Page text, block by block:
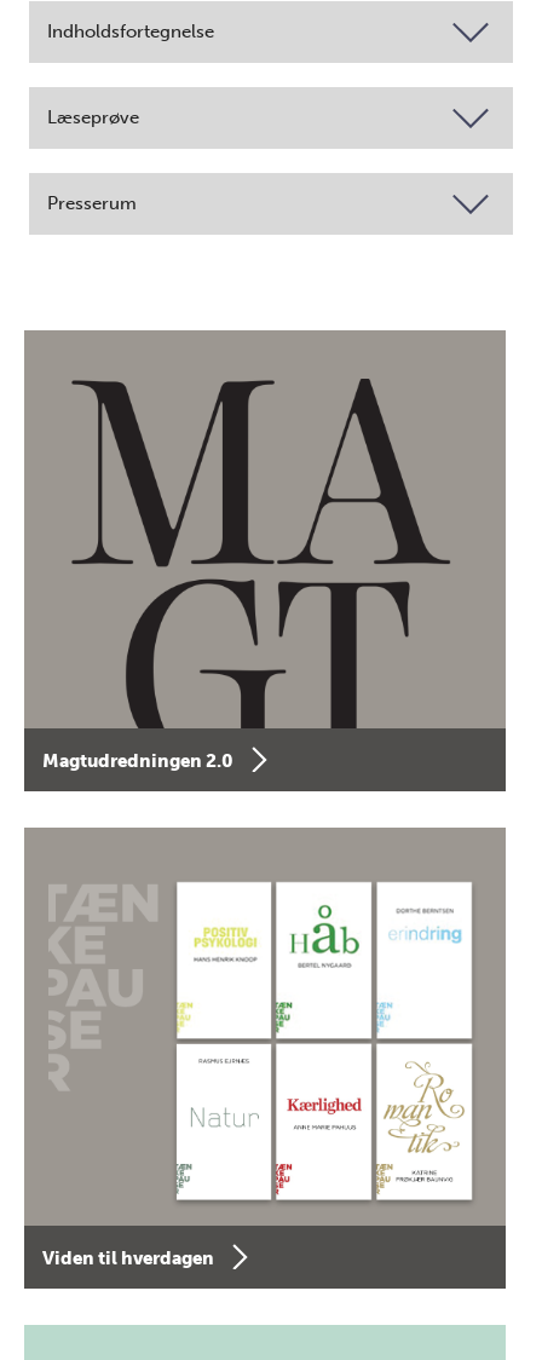
Indholdsfortegnelse
Læseprøve
Presserum
Magtudredningen 2.0
Viden til hverdagen